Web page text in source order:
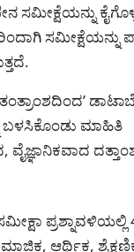
ಸಮೀಕ್ಷೆಯನ್ನು
ಬಳಸಿಕೊಂಡು ಮಾಹಿತಿ
ವೈಜ್ಞಾನಿಕವಾದ
ಪ್ರಶ್ನಾವಳಿಯಲ್ಲಿ
ಆರ್ಥಿಕ,